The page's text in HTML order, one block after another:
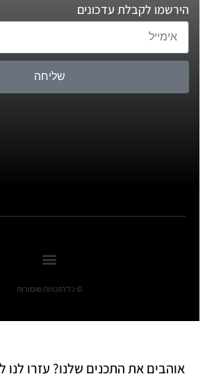
הירשמו לקבלת עדכונים
שליחה
© כל הזכויות שומורות
אוהבים את התכנים שלנו? עזרו לנו